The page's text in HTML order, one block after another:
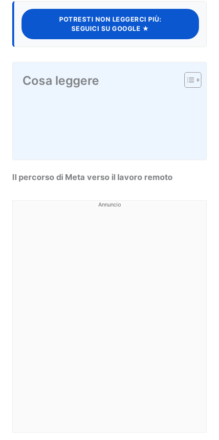
POTRESTI NON LEGGERCI PIÙ:
SEGUICI SU GOOGLE ★
Cosa leggere
Il percorso di Meta verso il lavoro remoto
Annuncio